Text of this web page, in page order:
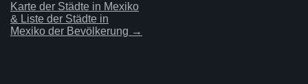
Karte der Städte in Mexiko
& Liste der Städte in
Mexiko der Bevölkerung →